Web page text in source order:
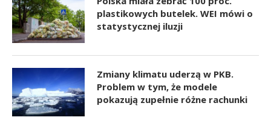
plastikowych butelek. WEI mówi o
statystycznej iluzji
Zmiany klimatu uderzą w PKB.
Problem w tym, że modele
pokazują zupełnie różne rachunki